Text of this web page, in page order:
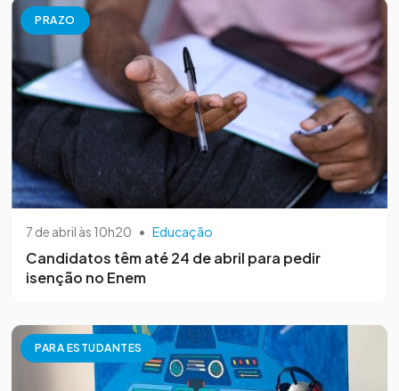
PRAZO
7 de abril às 10h20 • Educação
Candidatos têm até 24 de abril para pedir
isenção no Enem
PARA ESTUDANTES